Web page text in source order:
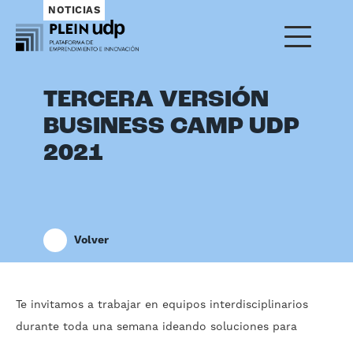
NOTICIAS
TERCERA VERSIÓN
BUSINESS CAMP UDP
2021
Volver
Te invitamos a trabajar en equipos interdisciplinarios
durante toda una semana ideando soluciones para